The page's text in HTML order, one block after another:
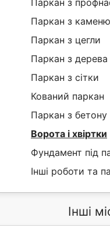
Паркан з
Паркан з каменю
Паркан з цегли
Паркан з дерева
Паркан з сітки
Кований паркан
Паркан з бетону
Ворота і хвіртки
Фундамент під
Інші роботи та
Інші